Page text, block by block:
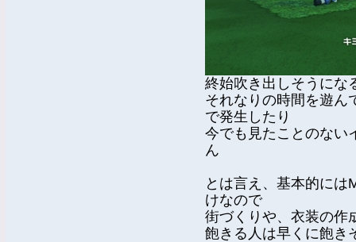
終始吹き出しそうにな
それなりの時間を遊ん
で発生したり
今でも見たことのない
ん
とは言え、基本的には
けなので
街づくりや、衣装の作
飽きる人は早くに飽き